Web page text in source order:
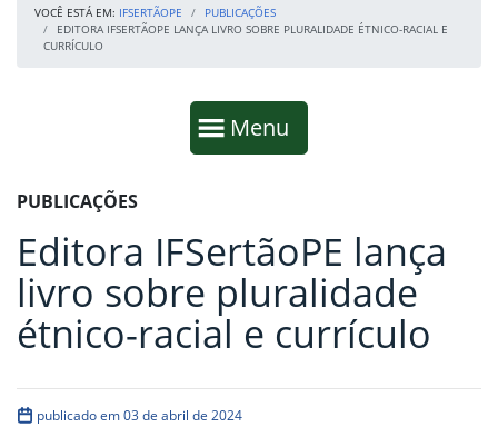
VOCÊ ESTÁ EM: IFSERTÃOPE
PUBLICAÇÕES
EDITORA IFSERTÃOPE LANÇA LIVRO SOBRE PLURALIDADE ÉTNICO-RACIAL E
CURRÍCULO
Mostrar
Menu
Fim da navegação
Início do conteúdo
PUBLICAÇÕES
Editora IFSertãoPE lança
livro sobre pluralidade
étnico-racial e currículo
publicado em 03 de abril de 2024